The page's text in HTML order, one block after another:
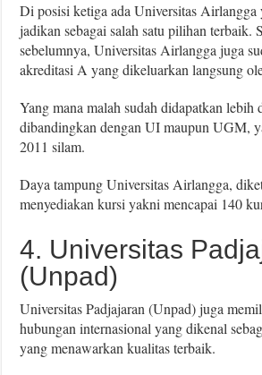
Di posisi ketiga ada Universitas Airlangga
jadikan sebagai salah satu pilihan terbaik.
sebelumnya, Universitas Airlangga juga
akreditasi A yang dikeluarkan langsung
Yang mana malah sudah didapatkan lebih
dibandingkan dengan UI maupun UGM,
2011 silam.
Daya tampung Universitas Airlangga,
menyediakan kursi yakni mencapai 140
4. Universitas
(Unpad)
Universitas Padjajaran (Unpad) juga
hubungan internasional yang dikenal
yang menawarkan kualitas terbaik.